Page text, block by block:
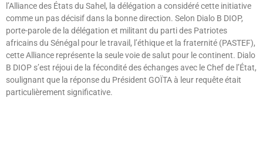
l’Alliance des États du Sahel, la délégation a considéré cette initiative
comme un pas décisif dans la bonne direction. Selon Dialo B DIOP,
porte-parole de la délégation et militant du parti des Patriotes
africains du Sénégal pour le travail, l’éthique et la fraternité (PASTEF),
cette Alliance représente la seule voie de salut pour le continent. Dialo
B DIOP s’est réjoui de la fécondité des échanges avec le Chef de l’État,
soulignant que la réponse du Président GOÏTA à leur requête était
particulièrement significative.